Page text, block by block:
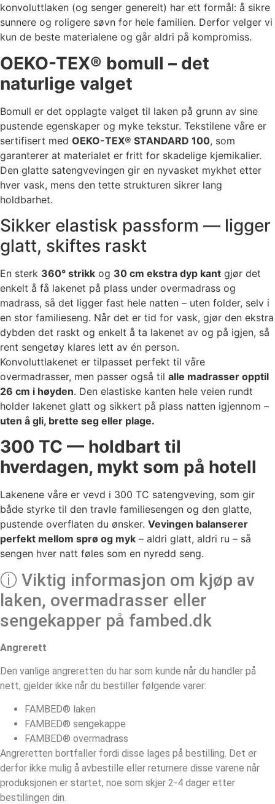
konvoluttlaken (og senger generelt) har ett formål: å sikre
sunnere og roligere søvn for hele familien. Derfor velger vi
kun de beste materialene og går aldri på kompromiss.
OEKO-TEX® bomull – det
naturlige valget
Bomull er det opplagte valget til laken på grunn av sine
pustende egenskaper og myke tekstur. Tekstilene våre er
sertifisert med OEKO-TEX® STANDARD 100, som
garanterer at materialet er fritt for skadelige kjemikalier.
Den glatte satengvevingen gir en nyvasket mykhet etter
hver vask, mens den tette strukturen sikrer lang
holdbarhet.
Sikker elastisk passform — ligger
glatt, skiftes raskt
En sterk 360° strikk og 30 cm ekstra dyp kant gjør det
enkelt å få lakenet på plass under overmadrass og
madrass, så det ligger fast hele natten – uten folder, selv i
en stor familieseng. Når det er tid for vask, gjør den ekstra
dybden det raskt og enkelt å ta lakenet av og på igjen, så
rent sengetøy klares lett av én person.
Konvoluttlakenet er tilpasset perfekt til våre
overmadrasser, men passer også til alle madrasser opptil
26 cm i høyden. Den elastiske kanten hele veien rundt
holder lakenet glatt og sikkert på plass natten igjennom –
uten å gli, brette seg eller plage.
300 TC — holdbart til
hverdagen, mykt som på hotell
Lakenene våre er vevd i 300 TC satengveving, som gir
både styrke til den travle familiesengen og den glatte,
pustende overflaten du ønsker. Vevingen balanserer
perfekt mellom sprø og myk – aldri glatt, aldri ru – så
sengen hver natt føles som en nyredd seng.
ⓘ Viktig informasjon om kjøp av
laken, overmadrasser eller
sengekapper på fambed.dk
Angrerett
Den vanlige angreretten du har som kunde når du handler på
nett, gjelder ikke når du bestiller følgende varer:
FAMBED® laken
FAMBED® sengekappe
FAMBED® overmadrass
Angreretten bortfaller fordi disse lages på bestilling. Det er
derfor ikke mulig å avbestille eller returnere disse varene når
produksjonen er startet, noe som skjer 2-4 dager etter
bestillingen din.